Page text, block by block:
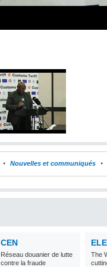
Nouvelles et communiqués
CEN
Réseau douanier de lutte
contre la fraude
The